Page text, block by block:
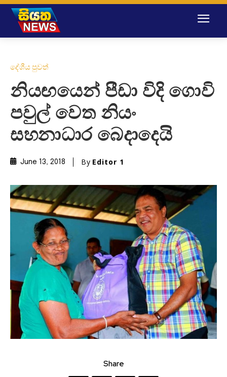
දේශීය පුවත්
නියඟයෙන් පීඩා විදි ගොවි
පවුල් වෙත නියං
සහනාධාර බෙදාද‌ෙ‌යි
June 13, 2018 By Editor 1
Share